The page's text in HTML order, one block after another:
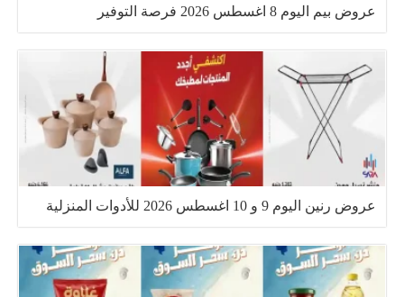
عروض بيم اليوم 8 اغسطس 2026 فرصة التوفير
عروض رنين اليوم 9 و 10 اغسطس 2026 للأدوات المنزلية